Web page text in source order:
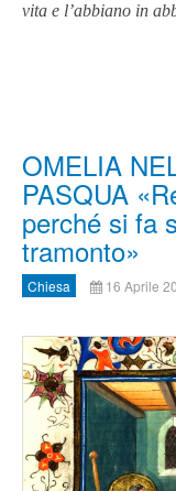
vita e l’abbiano in
OMELIA
PASQUA
perché si fa
tramonto»
Chiesa 16 Aprile